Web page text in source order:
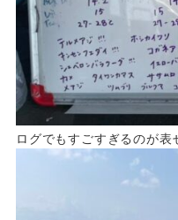
ログでもすごすぎるのが表